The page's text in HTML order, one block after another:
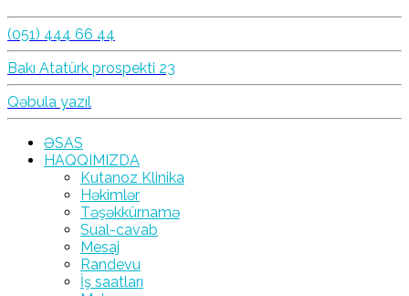
(051) 444 66 44
Bakı Atatürk prospekti 23
Qəbula yazıl
ƏSAS
HAQQIMIZDA
Kutanoz Klinika
Həkimlər
Təşəkkürnamə
Sual-cavab
Mesaj
Randevu
İş saatları